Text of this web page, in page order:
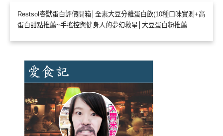
Restsol睿獸蛋白評價開箱│全素大豆分離蛋白飲(10種口味實測+高
蛋白甜點推薦~手搖控與健身人的夢幻救星│大豆蛋白粉推薦